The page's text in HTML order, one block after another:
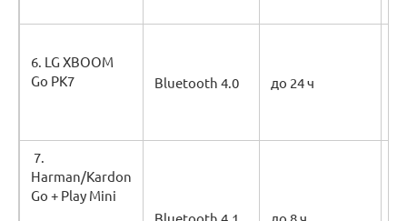
6. LG XBOOM
Go PK7
Bluetooth 4.0 до 24 ч
7.
Harman/Kardon
Go + Play Mini
Bluetooth 4.1
до 8 ч